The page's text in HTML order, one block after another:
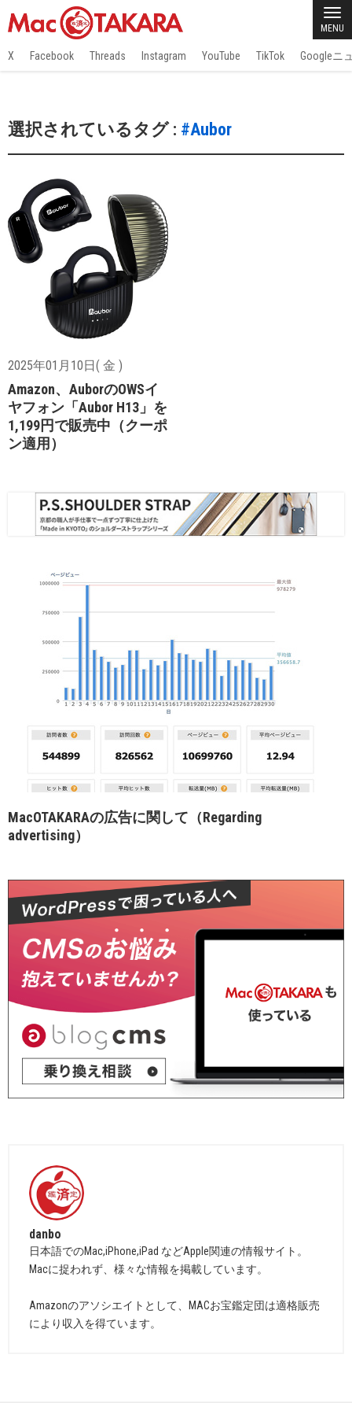
MENU
X Facebook Threads Instagram YouTube TikTok Googleニ
選択されているタグ : #Aubor
2025年01月10日( 金 )
Amazon、AuborのOWSイ
ヤフォン「Aubor H13」を
1,199円で販売中（クーポ
ン適用）
MacOTAKARAの広告に関して（Regarding
advertising）
danbo
日本語でのMac,iPhone,iPad などApple関連の情報サイト。
Macに捉われず、様々な情報を掲載しています。
Amazonのアソシエイトとして、MACお宝鑑定団は適格販売
により収入を得ています。